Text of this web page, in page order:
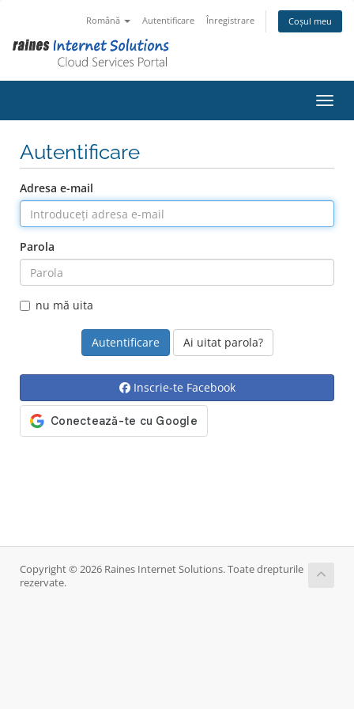
Română Autentificare Înregistrare Coșul meu
Autentificare
Adresa e-mail
Parola
nu mă uita
Ai uitat parola?
Inscrie-te Facebook
Copyright © 2026 Raines Internet Solutions. Toate drepturile
rezervate.